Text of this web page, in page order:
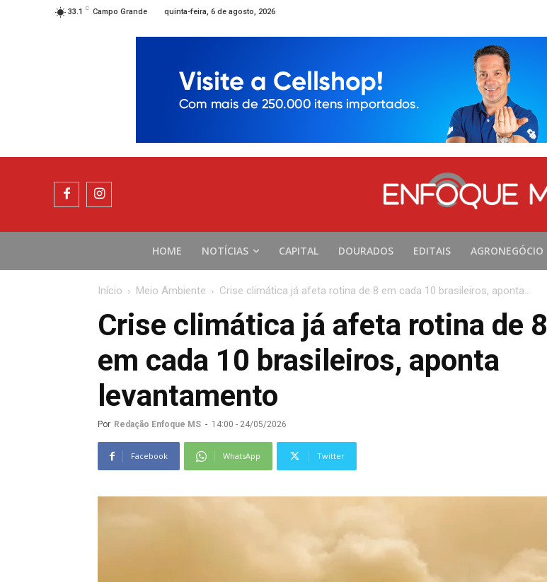
33.1 C Campo Grande quinta-feira, 6 de agosto, 2026
HOME NOTÍCIAS CAPITAL DOURADOS EDITAIS AGRONEGÓCIO
Início Meio Ambiente Crise climática já afeta rotina de 8 em cada 10 brasileiros, aponta...
Crise climática já afeta rotina de 8
em cada 10 brasileiros, aponta
levantamento
Por Redação Enfoque MS - 14:00 - 24/05/2026
Facebook WhatsApp Twitter